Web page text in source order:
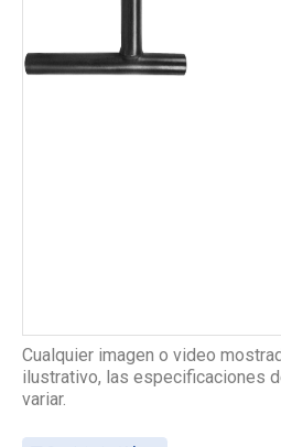
Cualquier imagen o video
ilustrativo, las especificaciones
variar.